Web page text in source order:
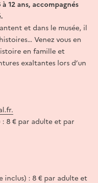
12 ans, accompagnés
et dans le musée, il
Venez vous en
en famille et
exaltantes lors d’un
8 € par adulte et par
inclus) : 8 € par adulte et